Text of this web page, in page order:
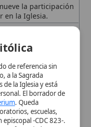
la
al
El borrador de
. Queda
escuelas,
-CDC 823-.
el uso
confirma que
y Entrar